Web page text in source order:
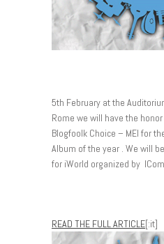
5th February at the
Rome we will have the
Blogfoolk Choice – MEI for
Album of the year . We will
for iWorld organized by
READ THE FULL ARTICLE[:it]